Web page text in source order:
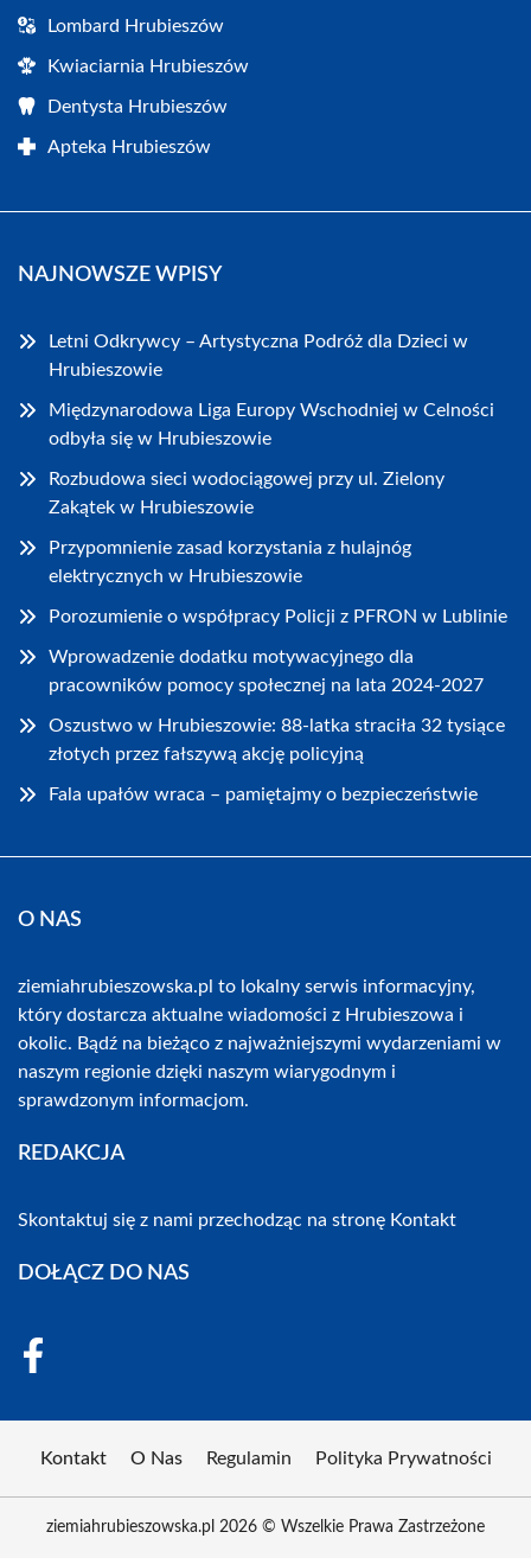
Lombard Hrubieszów
Kwiaciarnia Hrubieszów
Dentysta Hrubieszów
Apteka Hrubieszów
NAJNOWSZE WPISY
Letni Odkrywcy – Artystyczna Podróż dla Dzieci w
Hrubieszowie
Międzynarodowa Liga Europy Wschodniej w Celności
odbyła się w Hrubieszowie
Rozbudowa sieci wodociągowej przy ul. Zielony
Zakątek w Hrubieszowie
Przypomnienie zasad korzystania z hulajnóg
elektrycznych w Hrubieszowie
Porozumienie o współpracy Policji z PFRON w Lublinie
Wprowadzenie dodatku motywacyjnego dla
pracowników pomocy społecznej na lata 2024-2027
Oszustwo w Hrubieszowie: 88-latka straciła 32 tysiące
złotych przez fałszywą akcję policyjną
Fala upałów wraca – pamiętajmy o bezpieczeństwie
O NAS
ziemiahrubieszowska.pl to lokalny serwis informacyjny,
który dostarcza aktualne wiadomości z Hrubieszowa i
okolic. Bądź na bieżąco z najważniejszymi wydarzeniami w
naszym regionie dzięki naszym wiarygodnym i
sprawdzonym informacjom.
REDAKCJA
Skontaktuj się z nami przechodząc na stronę Kontakt
DOŁĄCZ DO NAS
Kontakt O Nas Regulamin Polityka Prywatności
ziemiahrubieszowska.pl 2026 © Wszelkie Prawa Zastrzeżone